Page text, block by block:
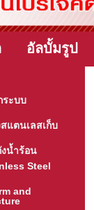
อัลบั้มรูป
ระบบ
แตนเลสเก็บ
น้ำร้อน
Steel
and